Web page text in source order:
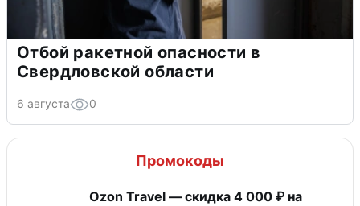
Отбой ракетной опасности в
Свердловской области
6 августа 0
Промокоды
Ozon Travel — скидка 4 000 ₽ на